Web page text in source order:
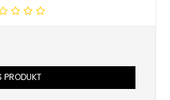
PRODUKT